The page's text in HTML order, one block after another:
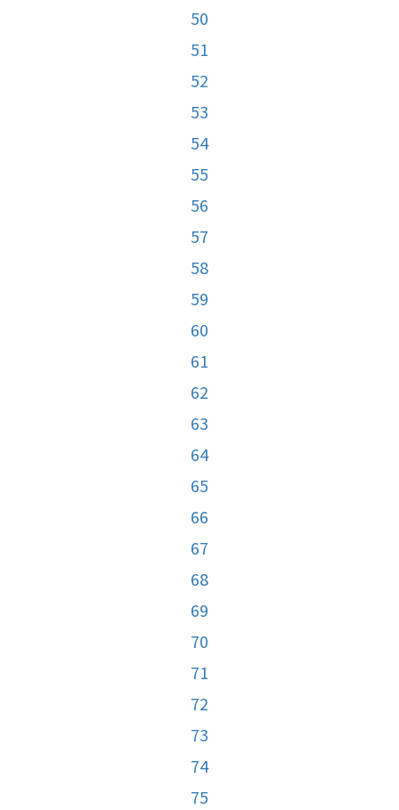
50
51
52
53
54
55
56
57
58
59
60
61
62
63
64
65
66
67
68
69
70
71
72
73
74
75